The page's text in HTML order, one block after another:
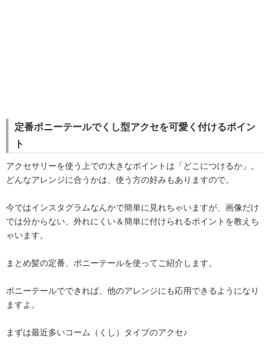
定番ポニーテールでくし型アクセを可愛く付けるポイン
ト
アクセサリーを使う上での大きなポイントは「どこにつけるか」。
どんなアレンジに合うかは、使う方の好みもありますので。
今ではインスタグラムなんかで簡単に見れちゃいますが、画像だけ
では分からない、外れにくい＆簡単に付けられるポイントを教えち
ゃいます。
まとめ髪の定番、ポニーテールを使ってご紹介します。
ポニーテールでできれば、他のアレンジにも応用できるようになり
ますよ。
まずは最近多いコーム（くし）タイプのアクセ♪